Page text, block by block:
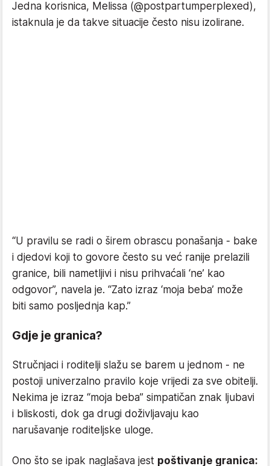
Jedna korisnica, Melissa (@postpartumperplexed),
istaknula je da takve situacije često nisu izolirane.
“U pravilu se radi o širem obrascu ponašanja - bake
i djedovi koji to govore često su već ranije prelazili
granice, bili nametljivi i nisu prihvaćali ‘ne’ kao
odgovor”, navela je. “Zato izraz ‘moja beba’ može
biti samo posljednja kap.”
Gdje je granica?
Stručnjaci i roditelji slažu se barem u jednom - ne
postoji univerzalno pravilo koje vrijedi za sve obitelji.
Nekima je izraz “moja beba” simpatičan znak ljubavi
i bliskosti, dok ga drugi doživljavaju kao
narušavanje roditeljske uloge.
Ono što se ipak naglašava jest poštivanje granica: